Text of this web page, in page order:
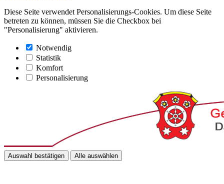
Diese Seite verwendet Personalisierungs-Cookies. Um diese Seite
betreten zu können, müssen Sie die Checkbox bei
"Personalisierung" aktivieren.
Notwendig
Statistik
Komfort
Personalisierung
Auswahl bestätigen Alle auswählen